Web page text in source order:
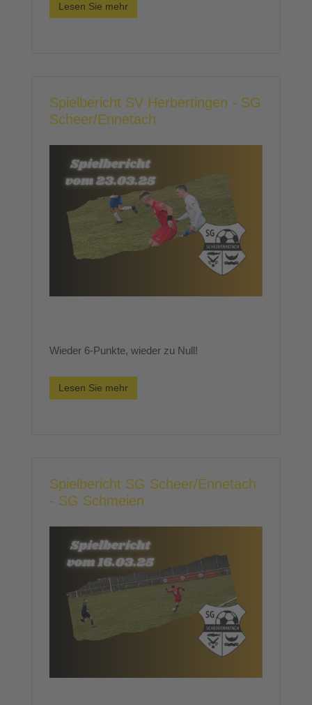
Lesen Sie mehr
Spielbericht SV Herbertingen - SG
Scheer/Ennetach
Wieder 6-Punkte, wieder zu Null!
Lesen Sie mehr
Spielbericht SG Scheer/Ennetach
- SG Schmeien